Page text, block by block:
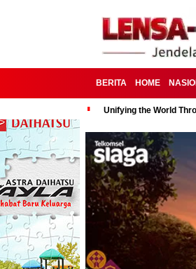
BERITA HOME
Unifying the World